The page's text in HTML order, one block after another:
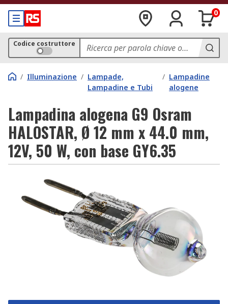
0
Codice costruttore
/ Illuminazione / Lampade,
Lampadine e Tubi
/ Lampadine
alogene
Lampadina alogena G9 Osram
HALOSTAR, Ø 12 mm x 44.0 mm,
12V, 50 W, con base GY6.35